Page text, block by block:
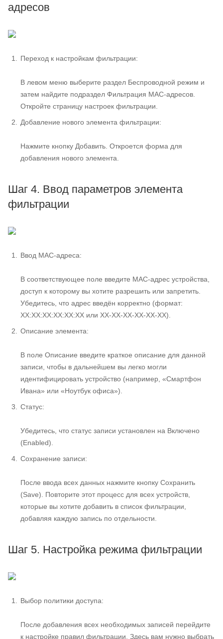
адресов
Переход к настройкам фильтрации:
В левом меню выберите раздел Беспроводной режим и
затем найдите подраздел Фильтрация MAC-адресов.
Откройте страницу настроек фильтрации.
Добавление нового элемента фильтрации:
Нажмите кнопку Добавить. Откроется форма для
добавления нового элемента.
Шаг 4. Ввод параметров элемента
фильтрации
Ввод MAC-адреса:
В соответствующее поле введите MAC-адрес устройства,
доступ к которому вы хотите разрешить или запретить.
Убедитесь, что адрес введён корректно (формат:
XX:XX:XX:XX:XX:XX или XX-XX-XX-XX-XX-XX).
Описание элемента:
В поле Описание введите краткое описание для данной
записи, чтобы в дальнейшем вы легко могли
идентифицировать устройство (например, «Смартфон
Ивана» или «Ноутбук офиса»).
Статус:
Убедитесь, что статус записи установлен на Включено
(Enabled).
Сохранение записи:
После ввода всех данных нажмите кнопку Сохранить
(Save). Повторите этот процесс для всех устройств,
которые вы хотите добавить в список фильтрации,
добавляя каждую запись по отдельности.
Шаг 5. Настройка режима фильтрации
Выбор политики доступа:
После добавления всех необходимых записей перейдите
к настройке правил фильтрации. Здесь вам нужно выбрать